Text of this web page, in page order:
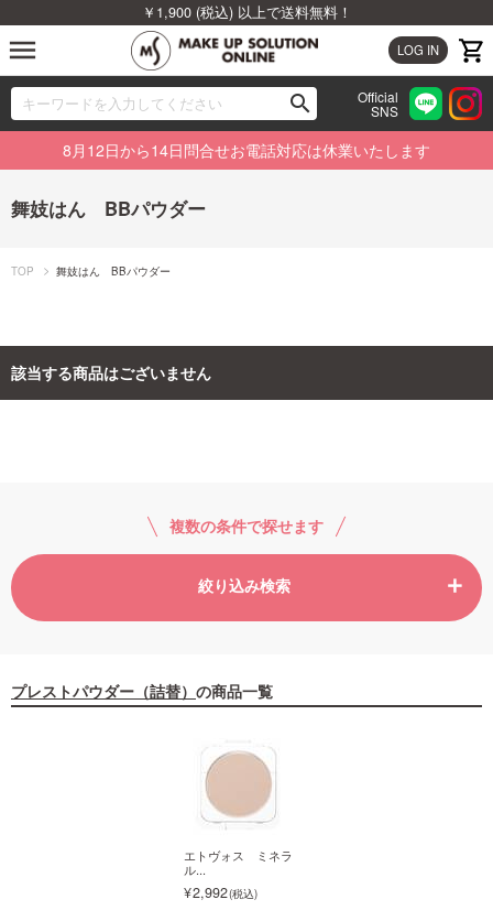
￥1,900 (税込) 以上で送料無料！
LOG IN
menu
search
00
Official
SNS
ブランドから探す
カテゴリから探す
特集から探す
ビューティジャーナルから探す
8月12日から14日問合せお電話対応は休業いたします
舞妓はん BBパウダー
TOP 舞妓はん BBパウダー
該当する商品はございません
複数の条件で探せます
絞り込み検索
プレストパウダー（詰替） の商品一覧
エトヴォス ミネラ
ル...
2,992